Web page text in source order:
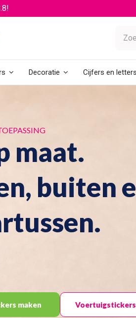
Decoratie Cijfers en letters
maat.
buiten
maken Voertuigstickers